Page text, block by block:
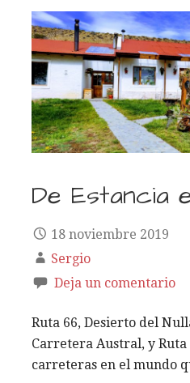
De Estancia
18 noviembre 2019
Sergio
Deja un comentario
Ruta 66, Desierto del
Carretera Austral, y
carreteras en el mundo